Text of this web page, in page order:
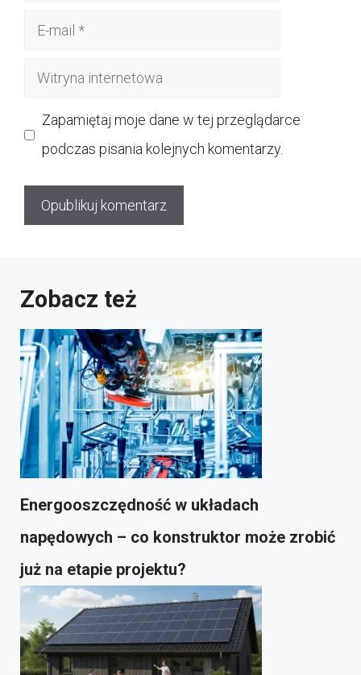
Witryna
Zapamiętaj moje dane w tej przeglądarce
podczas pisania kolejnych komentarzy.
Zobacz też
Energooszczędność w układach
napędowych – co konstruktor może zrobić
już na etapie projektu?